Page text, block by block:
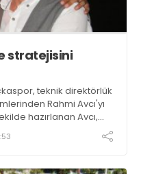
stratejisini
teknik direktörlük
Rahmi Avcı'yı
hazırlanan Avcı,